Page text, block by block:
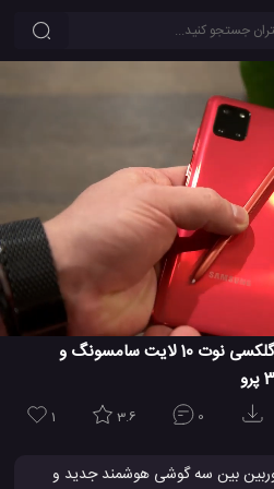
تست و مقایسه کیفیت دوربین گلکسی نوت 10 لایت سامسونگ و
1 3.6 0
بین سه گوشی هوشمند جدید و